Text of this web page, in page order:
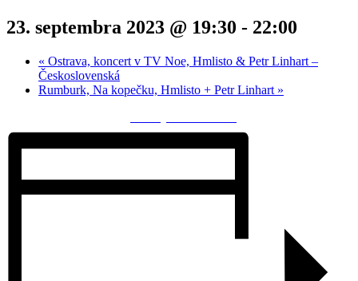
23. septembra 2023 @ 19:30 - 22:00
« Ostrava, koncert v TV Noe, Hmlisto & Petr Linhart –
Československá
Rumburk, Na kopečku, Hmlisto + Petr Linhart »